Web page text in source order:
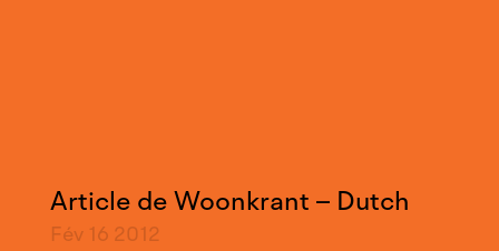
Article de Woonkrant – Dutch
Fév 16 2012